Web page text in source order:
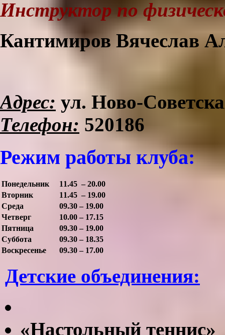
Инструктор по
Кантимиров Вячеслав
Адрес: ул. Ново-
Телефон: 520186
Режим работы клуба:
Понедельник
11.45 – 20.00
Вторник
11.45 – 19.00
Среда
09.30 – 19.00
Четверг
10.00 – 17.15
Пятница
09.30 – 19.00
Суббота
09.30 – 18.35
Воскресенье
09.30 – 17.00
Детские объединения:
«Настольный теннис»